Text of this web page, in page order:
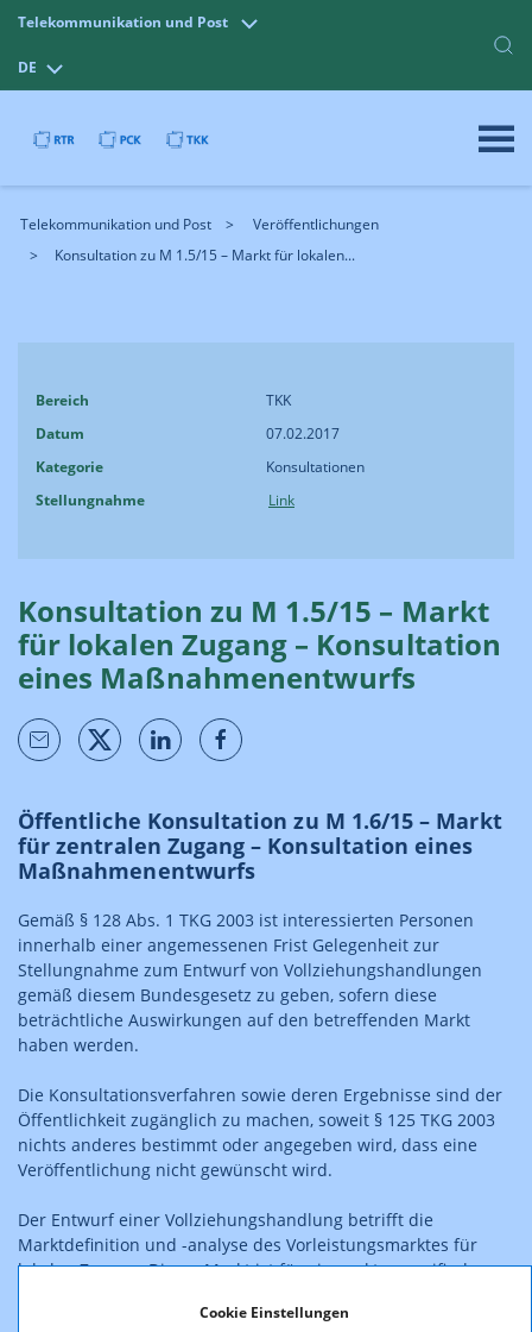
Cookie Einstellungen
Telekommunikation und Post
DE
Telekommunikation und Post
Veröffentlichungen
Konsultation zu M 1.5/15 – Markt für lokalen...
Bereich
TKK
Datum
07.02.2017
Kategorie
Konsultationen
Stellungnahme
Link
Konsultation zu M 1.5/15 – Markt
für lokalen Zugang – Konsultation
eines Maßnahmenentwurfs
Öffentliche Konsultation zu M 1.6/15 – Markt
für zentralen Zugang – Konsultation eines
Maßnahmenentwurfs
Gemäß § 128 Abs. 1 TKG 2003 ist interessierten Personen
innerhalb einer angemessenen Frist Gelegenheit zur
Stellungnahme zum Entwurf von Vollziehungshandlungen
gemäß diesem Bundesgesetz zu geben, sofern diese
beträchtliche Auswirkungen auf den betreffenden Markt
haben werden.
Die Konsultationsverfahren sowie deren Ergebnisse sind der
Öffentlichkeit zugänglich zu machen, soweit § 125 TKG 2003
nichts anderes bestimmt oder angegeben wird, dass eine
Veröffentlichung nicht gewünscht wird.
Der Entwurf einer Vollziehungshandlung betrifft die
Marktdefinition und -analyse des Vorleistungsmarktes für
lokalen Zugang. Dieser Markt ist für eine sektorspezifische
Verpflichtungen in Bezug auf Zugang, Entgeltkontrolle,